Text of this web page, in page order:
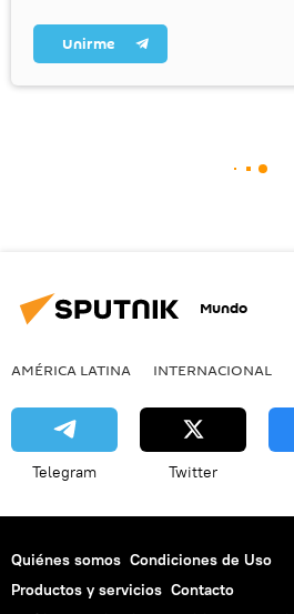
Unirme
Mundo
AMÉRICA LATINA INTERNACIONAL
Telegram Twitter
Quiénes somos Condiciones de Uso
Productos y servicios Contacto